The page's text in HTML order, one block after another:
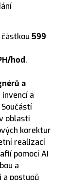
599
hod.
a
a
oblasti
korektur
realizací
pomocí AI
a
a postupů